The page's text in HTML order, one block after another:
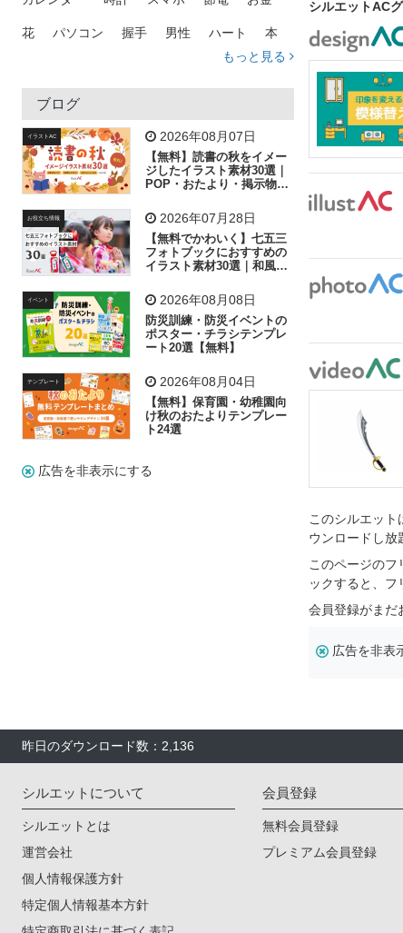
花 パソコン 握手 男性 ハート 本
トラック 木
吹き出し
飛行機 グラフ ビル 魚 家族 書類
歩く 工場 会社 太陽 キラキラ
子供 作業員 葉 相談 ピクトグラム
もっと見る
ブログ
イラストAC 2026年08月07日
【無料】読書の秋をイメー
ジしたイラスト素材30選｜
POP・おたより・掲示物に
お役立ち情報 2026年07月28日
【無料でかわいく】七五三
フォトブックにおすすめの
イラスト素材30選｜和風の
イベント 2026年08月08日
防災訓練・防災イベントの
ポスター・チラシテンプレ
ート20選【無料】
テンプレート 2026年08月04日
【無料】保育園・幼稚園向
け秋のおたよりテンプレー
ト24選
広告を非表示にする
シルエットAC
このシルエット
ウンロードし放
このページのフ
ックすると、フ
会員登録がまだ
広告を非表
昨日のダウンロード数：2,136
シルエットについて
シルエットとは
運営会社
個人情報保護方針
特定個人情報基本方針
会員登録
無料会員登録
プレミアム会員登録